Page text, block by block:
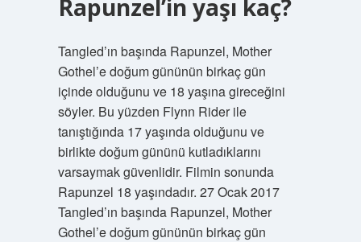
Rapunzel’in yaşı kaç?
Tangled’ın başında Rapunzel, Mother
Gothel’e doğum gününün birkaç gün
içinde olduğunu ve 18 yaşına gireceğini
söyler. Bu yüzden Flynn Rider ile
tanıştığında 17 yaşında olduğunu ve
birlikte doğum gününü kutladıklarını
varsaymak güvenlidir. Filmin sonunda
Rapunzel 18 yaşındadır. 27 Ocak 2017
Tangled’ın başında Rapunzel, Mother
Gothel’e doğum gününün birkaç gün